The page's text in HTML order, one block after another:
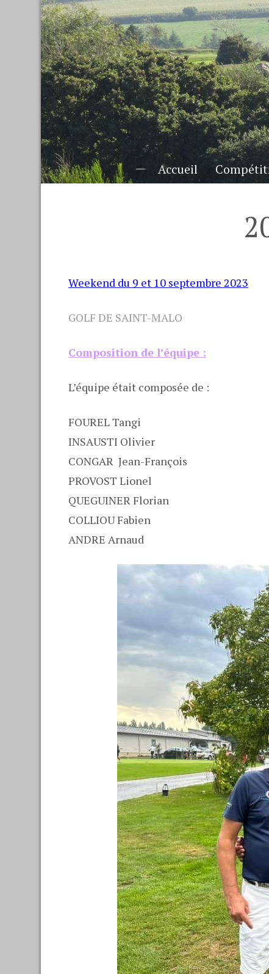
Accueil
Weekend du 9 et 10 septembre 2023
GOLF DE SAINT-MALO
Composition de l’équipe :
L’équipe était composée de :
FOUREL Tangi
INSAUSTI Olivier
CONGAR Jean-François
PROVOST Lionel
QUEGUINER Florian
COLLIOU Fabien
ANDRE Arnaud